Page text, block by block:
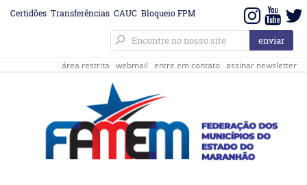
Certidões Transferências CAUC Bloqueio FPM
área restrita webmail entre em contato assinar newsletter